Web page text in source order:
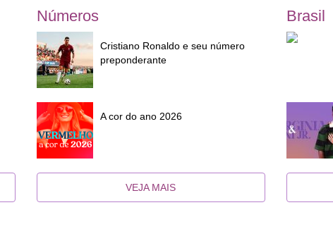
Números
Cristiano Ronaldo e seu número
preponderante
A cor do ano 2026
VEJA MAIS
Brasil